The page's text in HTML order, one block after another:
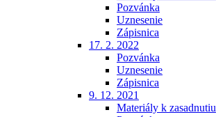
Pozvánka
Uznesenie
Zápisnica
17. 2. 2022
Pozvánka
Uznesenie
Zápisnica
9. 12. 2021
Materiály k zasadnutiu